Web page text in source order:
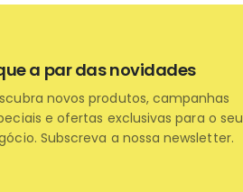
a par das novidades
novos produtos, campanhas
e ofertas exclusivas para o seu
Subscreva a nossa newsletter.